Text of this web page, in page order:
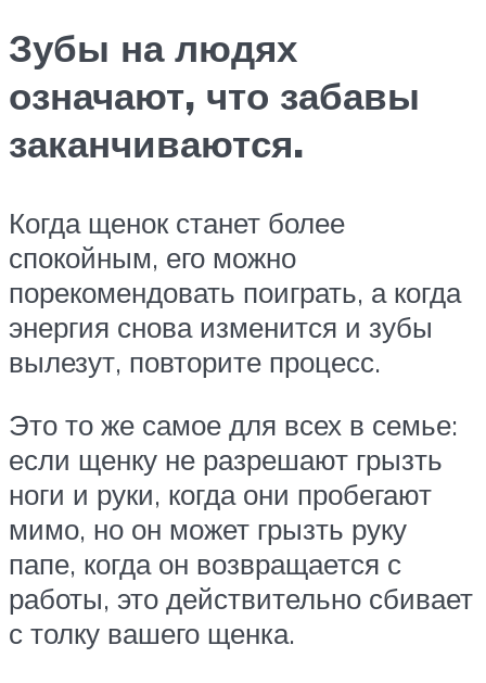
Зубы на людях
означают, что забавы
заканчиваются.
Когда щенок станет более
спокойным, его можно
порекомендовать поиграть, а когда
энергия снова изменится и зубы
вылезут, повторите процесс.
Это то же самое для всех в семье:
если щенку не разрешают грызть
ноги и руки, когда они пробегают
мимо, но он может грызть руку
папе, когда он возвращается с
работы, это действительно сбивает
с толку вашего щенка.